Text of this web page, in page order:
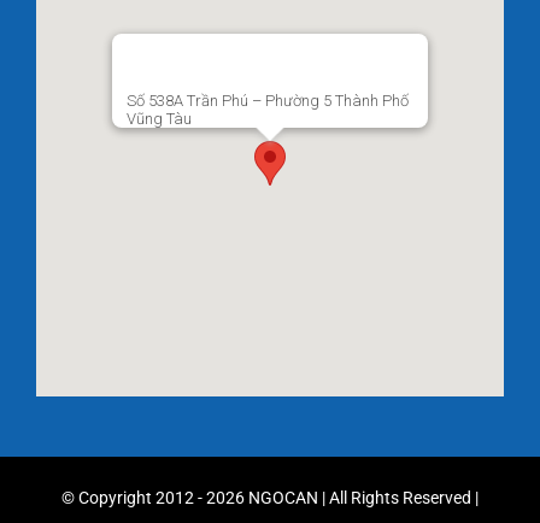
Số 538A Trần Phú – Phường 5 Thành Phố
Vũng Tàu
© Copyright 2012 - 2026 NGOCAN | All Rights Reserved |